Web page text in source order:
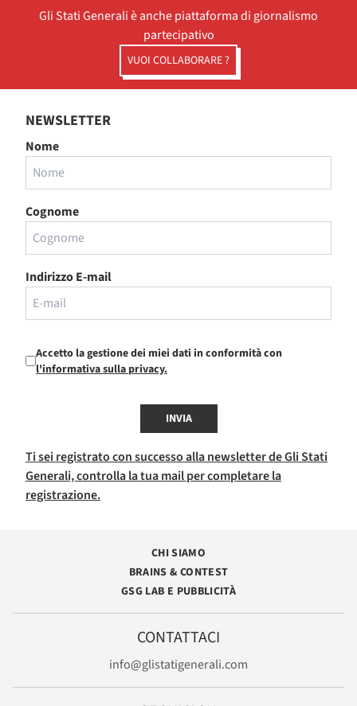
Gli Stati Generali è anche piattaforma di giornalismo
partecipativo
VUOI COLLABORARE ?
NEWSLETTER
Nome
Cognome
Indirizzo E-mail
Accetto la gestione dei miei dati in conformità con
l'informativa sulla privacy.
INVIA
Ti sei registrato con successo alla newsletter de Gli Stati
Generali, controlla la tua mail per completare la
registrazione.
CHI SIAMO
BRAINS & CONTEST
GSG LAB E PUBBLICITÀ
CONTATTACI
info@glistatigenerali.com